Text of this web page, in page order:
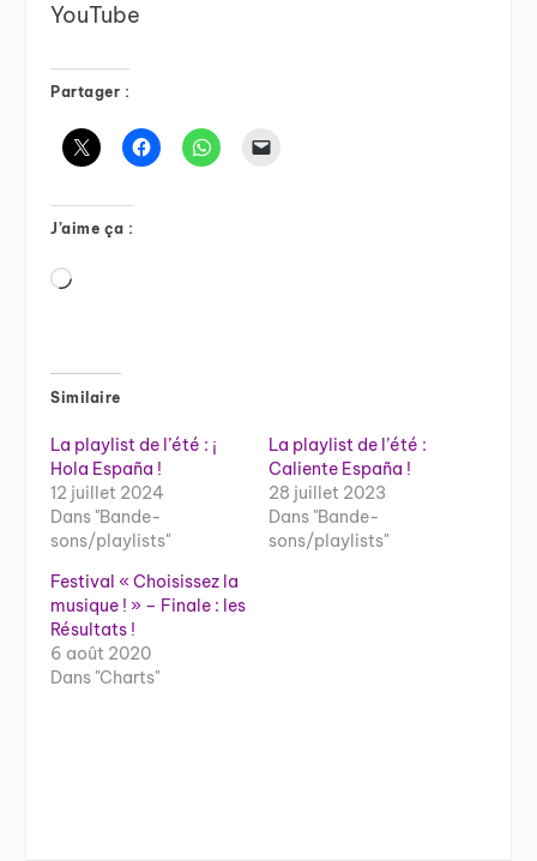
YouTube
Partager :
J’aime ça :
Chargement…
Similaire
La playlist de l’été : ¡
Hola España !
12 juillet 2024
Dans "Bande-
sons/playlists"
La playlist de l’été :
Caliente España !
28 juillet 2023
Dans "Bande-
sons/playlists"
Festival « Choisissez la
musique ! » – Finale : les
Résultats !
6 août 2020
Dans "Charts"